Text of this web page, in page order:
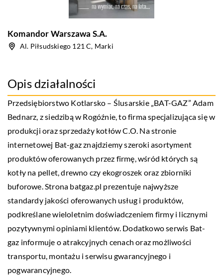
Komandor Warszawa S.A.
Al. Piłsudskiego 121 C, Marki
Opis działalności
Przedsiębiorstwo Kotlarsko – Ślusarskie „BAT-GAZ” Adam
Bednarz, z siedzibą w Rogóźnie, to firma specjalizująca się w
produkcji oraz sprzedaży kotłów C.O. Na stronie
internetowej Bat-gaz znajdziemy szeroki asortyment
produktów oferowanych przez firmę, wśród których są
kotły na pellet, drewno czy ekogroszek oraz zbiorniki
buforowe. Strona batgaz.pl prezentuje najwyższe
standardy jakości oferowanych usług i produktów,
podkreślane wieloletnim doświadczeniem firmy i licznymi
pozytywnymi opiniami klientów. Dodatkowo serwis Bat-
gaz informuje o atrakcyjnych cenach oraz możliwości
transportu, montażu i serwisu gwarancyjnego i
pogwarancyjnego.